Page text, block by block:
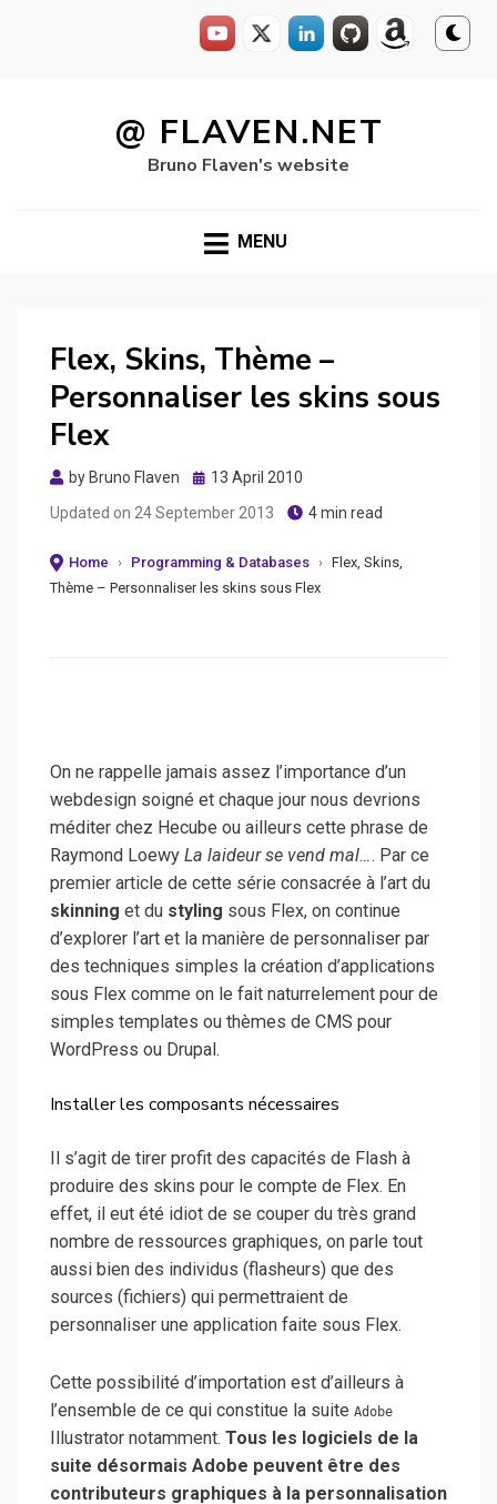
@ FLAVEN.NET
Bruno Flaven's website
MENU
Flex, Skins, Thème –
Personnaliser les skins sous
Flex
by Bruno Flaven
Posted
13 April 2010
Updated on 24 September 2013 4 min read
Home › Programming & Databases › Flex, Skins,
Thème – Personnaliser les skins sous Flex
On ne rappelle jamais assez l’importance d’un
webdesign soigné et chaque jour nous devrions
méditer chez Hecube ou ailleurs cette phrase de
Raymond Loewy La laideur se vend mal…. Par ce
premier article de cette série consacrée à l’art du
skinning et du styling sous Flex, on continue
d’explorer l’art et la manière de personnaliser par
des techniques simples la création d’applications
sous Flex comme on le fait naturrelement pour de
simples templates ou thèmes de CMS pour
WordPress ou Drupal.
Installer les composants nécessaires
Il s’agit de tirer profit des capacités de Flash à
produire des skins pour le compte de Flex. En
effet, il eut été idiot de se couper du très grand
nombre de ressources graphiques, on parle tout
aussi bien des individus (flasheurs) que des
sources (fichiers) qui permettraient de
personnaliser une application faite sous Flex.
Cette possibilité d’importation est d’ailleurs à
l’ensemble de ce qui constitue la suite Adobe
Illustrator notamment. Tous les logiciels de la
suite désormais Adobe peuvent être des
contributeurs graphiques à la personnalisation